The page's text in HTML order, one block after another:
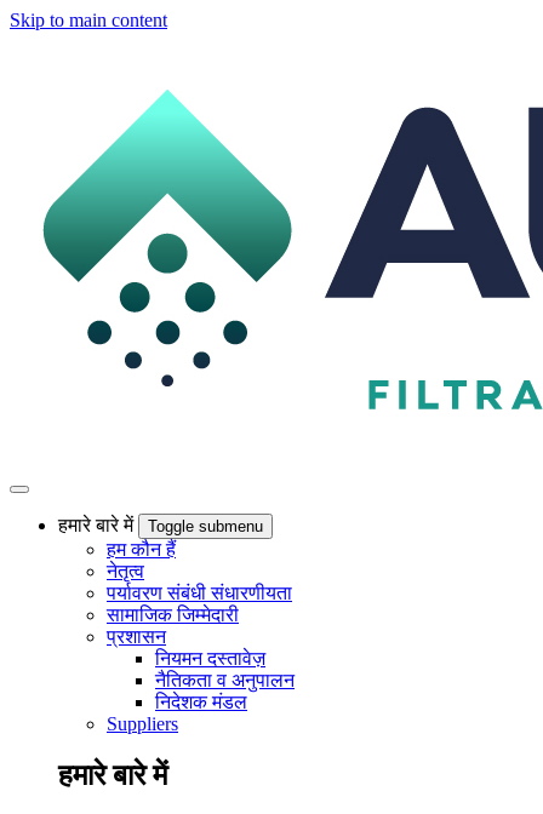
Skip to main content
हमारे बारे में Toggle submenu
हम कौन हैं
नेतृत्व
पर्यावरण संबंधी संधारणीयता
सामाजिक जिम्मेदारी
प्रशासन
नियमन दस्तावेज़
नैतिकता व अनुपालन
निदेशक मंडल
Suppliers
हमारे बारे में